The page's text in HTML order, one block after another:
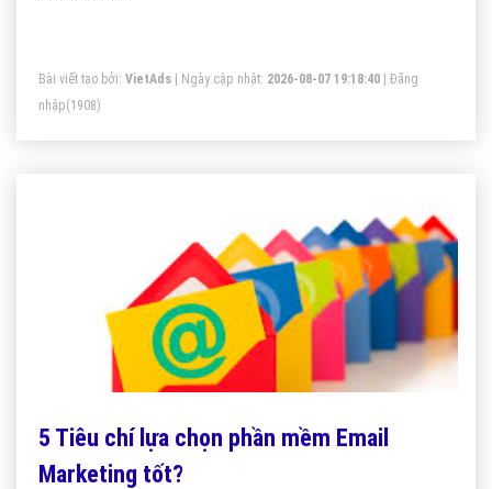
Bài viết tạo bởi: VietAds | Ngày cập nhật: 2026-08-07 19:18:40
Đăng
nhập(1908)
5 Tiêu chí lựa chọn phần mềm Email
Marketing tốt?